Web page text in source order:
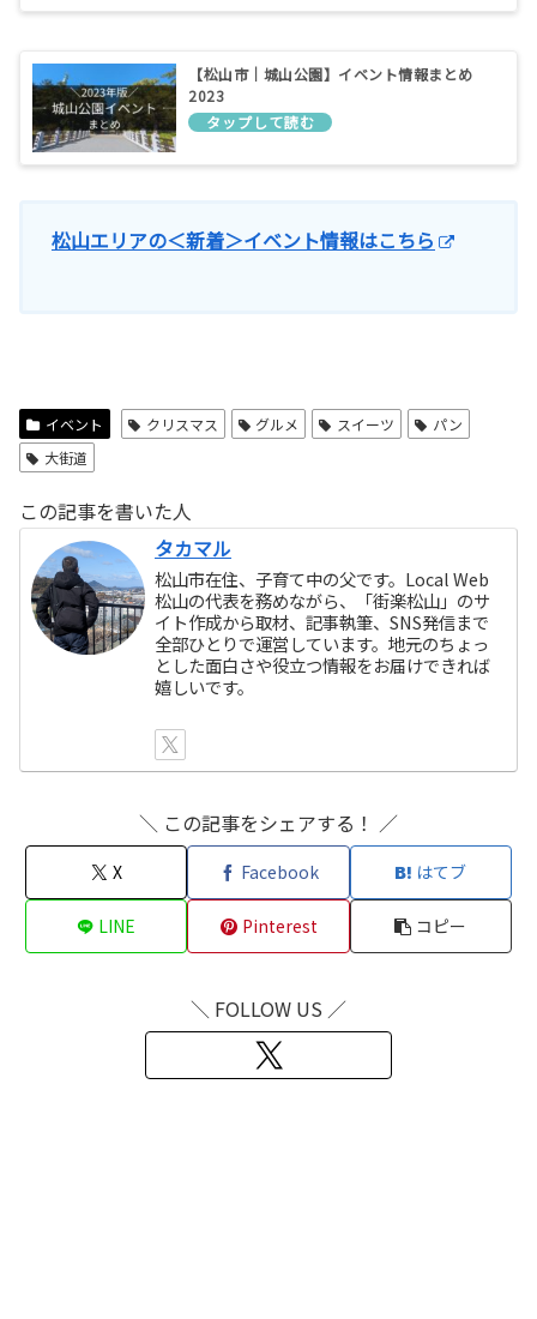
【松山市｜城山公園】イベント情報まとめ
2023
松山エリアの＜新着＞イベント情報はこちら
イベント クリスマス グルメ スイーツ
パン
大街道
この記事を書いた人
タカマル
松山市在住、子育て中の父です。Local Web
松山の代表を務めながら、「街楽松山」のサ
イト作成から取材、記事執筆、SNS発信まで
全部ひとりで運営しています。地元のちょっ
とした面白さや役立つ情報をお届けできれば
嬉しいです。
＼ この記事をシェアする！ ／
X Facebook はてブ
LINE Pinterest コピー
＼ FOLLOW US ／